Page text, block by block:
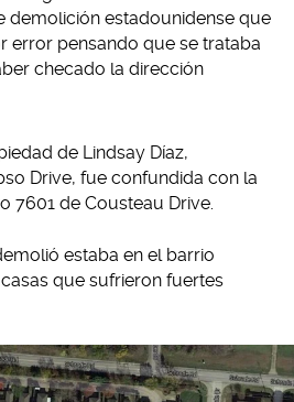
demolición estadounidense que
error pensando que se trataba
checado la dirección
de Lindsay Díaz,
Drive, fue confundida con la
7601 de Cousteau Drive.
estaba en el barrio
que sufrieron fuertes